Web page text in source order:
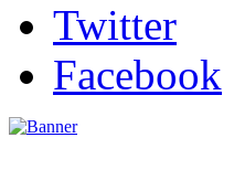
Twitter
Facebook